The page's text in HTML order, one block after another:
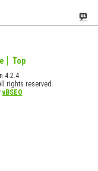
Top
4.2.4
rights reserved.
vBSEO